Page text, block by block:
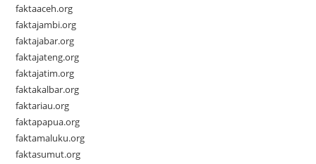
faktaaceh.org
faktajambi.org
faktajabar.org
faktajateng.org
faktajatim.org
faktakalbar.org
faktariau.org
faktapapua.org
faktamaluku.org
faktasumut.org